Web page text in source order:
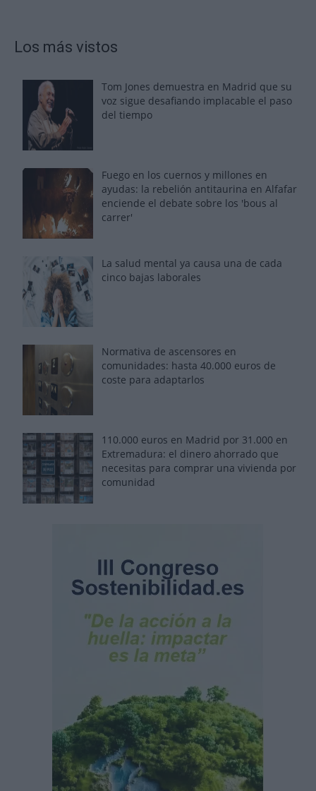
Los más vistos
Tom Jones demuestra en Madrid que su
voz sigue desafiando implacable el paso
del tiempo
Fuego en los cuernos y millones en
ayudas: la rebelión antitaurina en Alfafar
enciende el debate sobre los 'bous al
carrer'
La salud mental ya causa una de cada
cinco bajas laborales
Normativa de ascensores en
comunidades: hasta 40.000 euros de
coste para adaptarlos
110.000 euros en Madrid por 31.000 en
Extremadura: el dinero ahorrado que
necesitas para comprar una vivienda por
comunidad